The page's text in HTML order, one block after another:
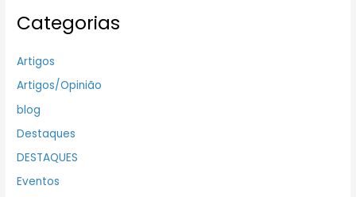
Categorias
Artigos
Artigos/Opinião
blog
Destaques
DESTAQUES
Eventos